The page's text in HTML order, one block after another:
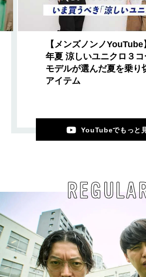
【メンズノンノYouTube
年夏 涼しいユニクロ３コ
モデルが選んだ夏を乗り
アイテム
YouTubeでもっと